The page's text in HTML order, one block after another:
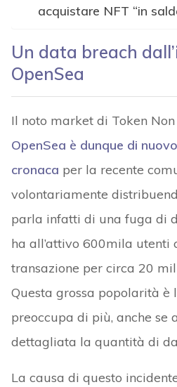
acquistare NFT “in
Un data breach
OpenSea
Il noto market di Token
OpenSea è dunque di
cronaca per la recente
volontariamente
parla infatti di una fuga di
ha all’attivo 600mila utenti
transazione per circa 20
Questa grossa popolarità è
preoccupa di più, anche se
dettagliata la quantità di
La causa di questo